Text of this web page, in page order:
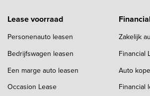
Lease voorraad
Personenauto leasen
Bedrijfswagen leasen
Een marge auto leasen
Occasion Lease
Zakelijk
Financial
Auto
Financial